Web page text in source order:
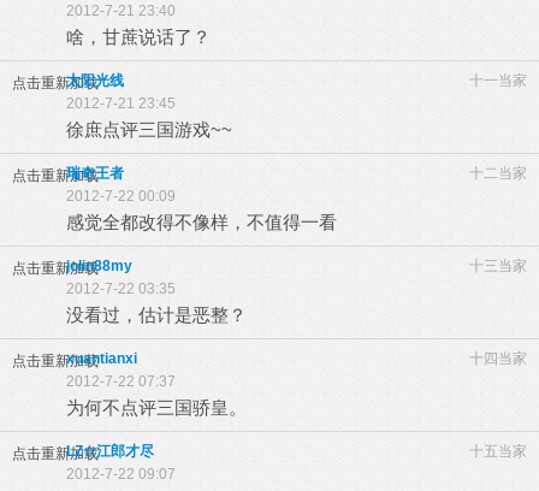
2012-7-21 23:40
啥，甘蔗说话了？
点击重新加载 十一当家
太阳光线
2012-7-21 23:45
徐庶点评三国游戏~~
点击重新加载 十二当家
瑞奇王者
2012-7-22 00:09
感觉全都改得不像样，不值得一看
点击重新加载 十三当家
jolin88my
2012-7-22 03:35
没看过，估计是恶整？
点击重新加载 十四当家
xuantianxi
2012-7-22 07:37
为何不点评三国骄皇。
点击重新加载 十五当家
LZ☆江郎才尽
2012-7-22 09:07